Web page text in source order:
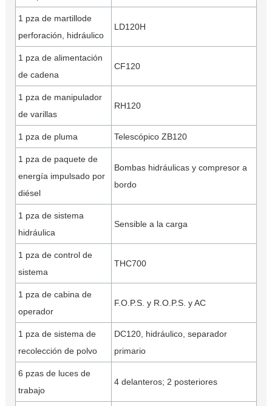
1 pza de martillode
perforación, hidráulico
LD120H
1 pza de alimentación
de cadena
CF120
1 pza de manipulador
de varillas
RH120
1 pza de pluma Telescópico ZB120
1 pza de paquete de
energía impulsado por
diésel
Bombas hidráulicas y compresor a
bordo
1 pza de sistema
hidráulica
Sensible a la carga
1 pza de control de
sistema
THC700
1 pza de cabina de
operador
F.O.P.S. y R.O.P.S. y AC
1 pza de sistema de
recolección de polvo
DC120, hidráulico, separador
primario
6 pzas de luces de
trabajo
4 delanteros; 2 posteriores